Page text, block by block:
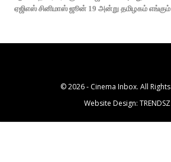
ஏஜிஎஸ் சினிமாஸ் ஜூன் 19 அன்று தமிழகம்
© 2026 - Cinema Inbox. All
Website Design: